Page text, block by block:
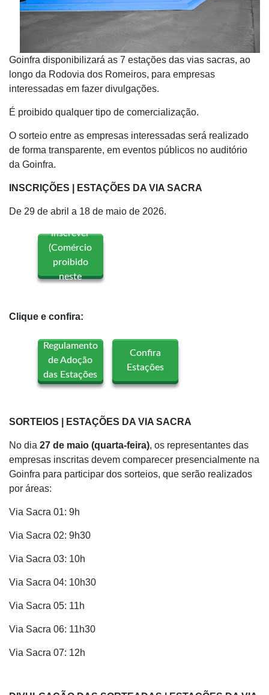
Goinfra disponibilizará as 7 estações das vias sacras, ao
longo da Rodovia dos Romeiros, para empresas
interessadas em fazer divulgações.
É proibido qualquer tipo de comercialização.
O sorteio entre as empresas interessadas será realizado
de forma transparente, em eventos públicos no auditório
da Goinfra.
INSCRIÇÕES | ESTAÇÕES DA VIA SACRA
De 29 de abril a 18 de maio de 2026.
inscrever
(Comércio
proibido
neste
Clique e confira:
Regulamento
de Adoção
das Estações
Confira
Estações
SORTEIOS | ESTAÇÕES DA VIA SACRA
No dia 27 de maio (quarta-feira), os representantes das
empresas inscritas devem comparecer presencialmente na
Goinfra para participar dos sorteios, que serão realizados
por áreas:
Via Sacra 01: 9h
Via Sacra 02: 9h30
Via Sacra 03: 10h
Via Sacra 04: 10h30
Via Sacra 05: 11h
Via Sacra 06: 11h30
Via Sacra 07: 12h